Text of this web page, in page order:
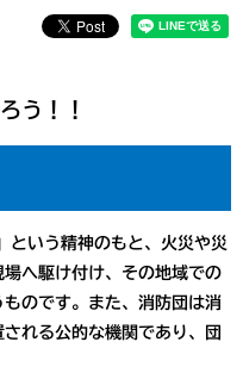
う！！
という精神のもと、火災や災
へ駆け付け、その地域での
のです。また、消防団は消
れる公的な機関であり、団